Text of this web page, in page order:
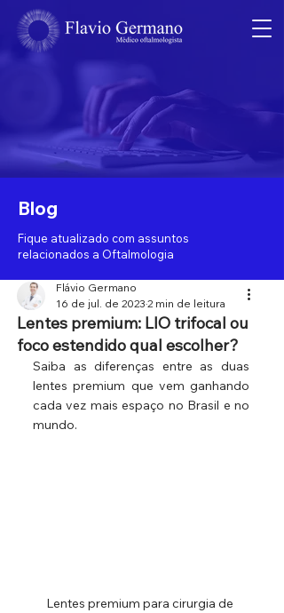
Blog
Fique atualizado com assuntos
relacionados a Oftalmologia
Lentes premium: LIO trifocal ou
foco estendido qual escolher?
Flávio Germano
16 de jul. de 2023 2 min de leitura
Saiba as diferenças entre as duas
lentes premium que vem ganhando
cada vez mais espaço no Brasil e no
mundo.
Lentes premium para cirurgia de